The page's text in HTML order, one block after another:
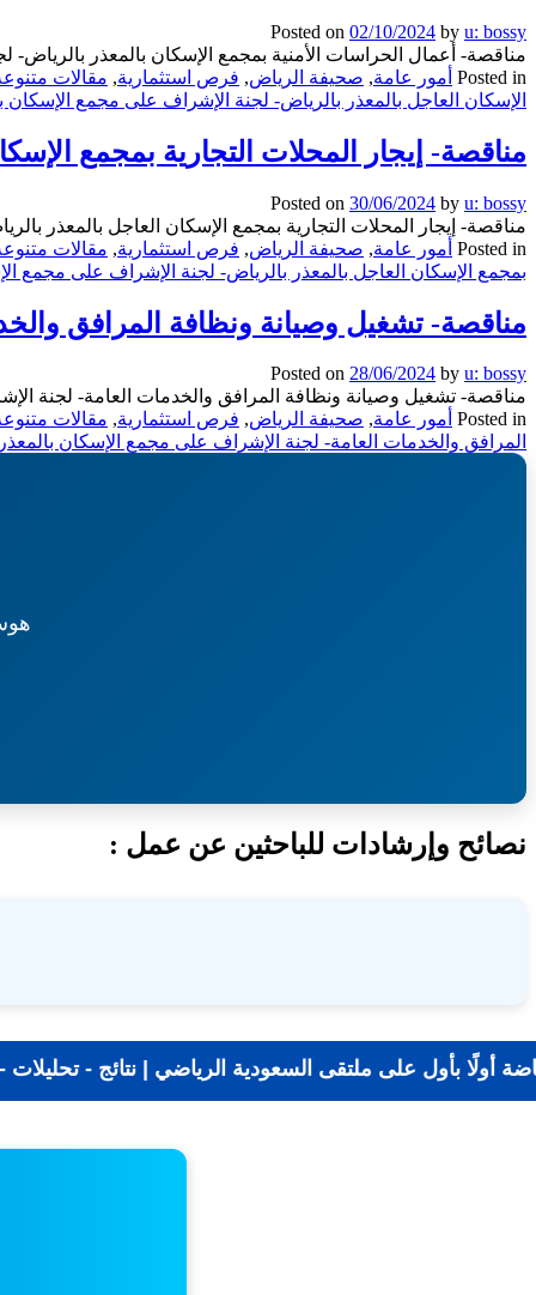
Posted on 02/10/2024 by u: bossy
مناقصة- أعمال الحراسات الأمنية بمجمع الإسكان بالمعذر
Posted in أمور عامة, صحيفة الرياض, فرص استثمارية, مقالات
الإسكان العاجل بالمعذر بالرياض- لجنة الإشراف على مجمع الإسكان
مناقصة- إيجار المحلات التجارية بمجمع
Posted on 30/06/2024 by u: bossy
مناقصة- إيجار المحلات التجارية بمجمع الإسكان العاجل بالمعذر
Posted in أمور عامة, صحيفة الرياض, فرص استثمارية, مقالات
بمجمع الإسكان العاجل بالمعذر بالرياض- لجنة الإشراف على مجمع
مناقصة- تشغيل وصيانة ونظافة المرافق
Posted on 28/06/2024 by u: bossy
مناقصة- تشغيل وصيانة ونظافة المرافق والخدمات العامة- لجنة
Posted in أمور عامة, صحيفة الرياض, فرص استثمارية, مقالات
المرافق والخدمات العامة- لجنة الإشراف على مجمع الإسكان بالمعذر
نصائح وإرشادات للباحثين عن عمل :
📰 جديد الرياضة أولًا بأول على ملتقى السعودية